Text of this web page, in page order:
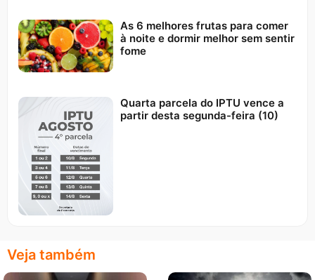
As 6 melhores frutas para comer
à noite e dormir melhor sem sentir
fome
Quarta parcela do IPTU vence a
partir desta segunda-feira (10)
Veja também